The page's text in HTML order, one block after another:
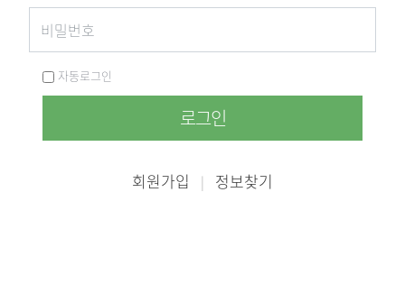
자동로그인
로그인
회원가입 | 정보찾기